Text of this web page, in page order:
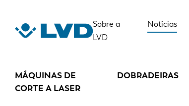
Sobre a
LVD
Notícias
MÁQUINAS DE
CORTE A LASER
DOBRADEIRAS